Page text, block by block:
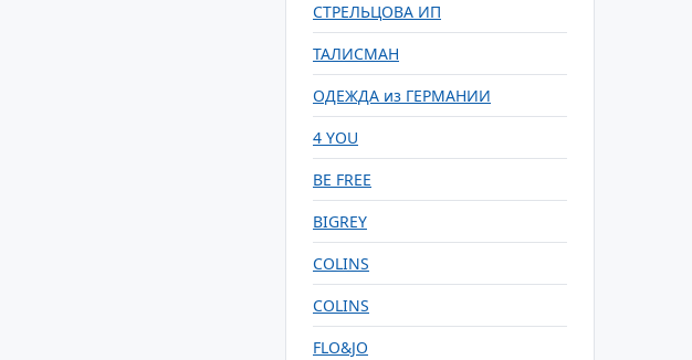
СТРЕЛЬЦОВА ИП
ТАЛИСМАН
ОДЕЖДА из ГЕРМАНИИ
4 YOU
BE FREE
BIGREY
COLINS
COLINS
FLO&JO